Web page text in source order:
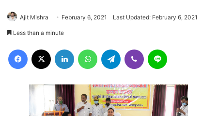
Ajit Mishra February 6, 2021 Last Updated: February 6, 2021
Less than a minute
Facebook LinkedIn WhatsAppTelegram Viber